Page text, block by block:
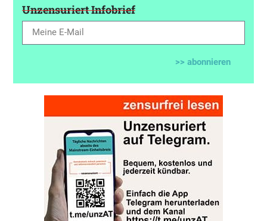
Unzensuriert Infobrief
>> abonnieren